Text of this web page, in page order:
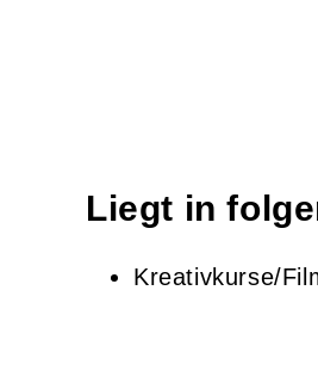
Liegt in
Kreativkurse/